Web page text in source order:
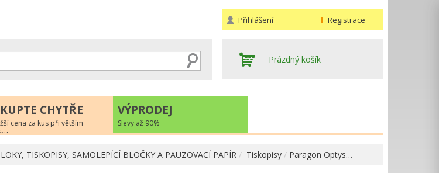
Přihlášení Registrace
Prázdný košík
CHYTŘE
cena za kus při větším
VÝPRODEJ
Slevy až 90%
TISKOPISY, SAMOLEPÍCÍ BLOČKY A PAUZOVACÍ PAPÍR Tiskopisy Paragon Optys…